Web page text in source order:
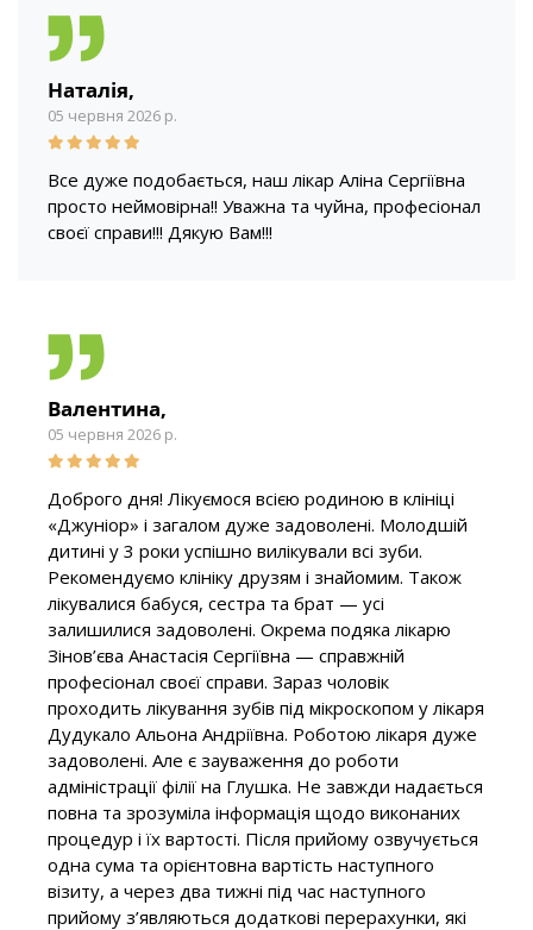
Наталія,
05 червня 2026 р.
Все дуже подобається, наш лікар Аліна Сергіївна
просто неймовірна!! Уважна та чуйна, професіонал
своєї справи!!! Дякую Вам!!!
Валентина,
05 червня 2026 р.
Доброго дня! Лікуємося всією родиною в клініці
«Джуніор» і загалом дуже задоволені. Молодшій
дитині у 3 роки успішно вилікували всі зуби.
Рекомендуємо клініку друзям і знайомим. Також
лікувалися бабуся, сестра та брат — усі
залишилися задоволені. Окрема подяка лікарю
Зінов’єва Анастасія Сергіївна — справжній
професіонал своєї справи. Зараз чоловік
проходить лікування зубів під мікроскопом у лікаря
Дудукало Альона Андріївна. Роботою лікаря дуже
задоволені. Але є зауваження до роботи
адміністрації філії на Глушка. Не завжди надається
повна та зрозуміла інформація щодо виконаних
процедур і їх вартості. Після прийому озвучується
одна сума та орієнтовна вартість наступного
візиту, а через два тижні під час наступного
прийому з’являються додаткові перерахунки, які